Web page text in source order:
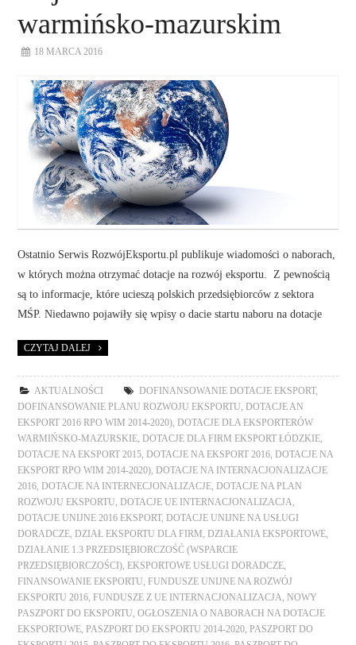
warmińsko-mazurskim
18 MARCA 2016
Ostatnio Serwis RozwójEksportu.pl publikuje wiadomości o naborach,
w których można otrzymać dotacje na rozwój eksportu. Z pewnością
są to informacje, które ucieszą polskich przedsiębiorców z sektora
MŚP. Niedawno pojawiły się wpisy o dacie startu naboru na dotacje
CZYTAJ DALEJ
AKTUALNOŚCI DOFINANSOWANIE DOTACJE EKSPORT,
DOFINANSOWANIE PLANU ROZWOJU EKSPORTU ,DOTACJE AN
EKSPORT 2016 RPO WIM 2014-2020) ,DOTACJE DLA EKSPORTERÓW
WARMIŃSKO-MAZURSKIE ,DOTACJE DLA FIRM EKSPORT ŁÓDZKIE
DOTACJE NA EKSPORT 2015 ,DOTACJE NA EKSPORT 2016 ,DOTACJE NA
EKSPORT RPO WIM 2014-2020) ,DOTACJE NA INTERNACJONALIZACJE
2016 ,DOTACJE NA INTERNECJONALIZACJE ,DOTACJE NA PLAN
ROZWOJU EKSPORTU ,DOTACJE UE INTERNACJONALIZACJA
DOTACJE UNIJNE 2016 EKSPORT,DOTACJE UNIJNE NA USŁUGI
DORADCZE ,DZIAŁ EKSPORTU DLA FIRM ,DZIAŁANIA EKSPORTOWE
DZIAŁANIE 1.3 PRZEDSIĘBIORCZOŚĆ (WSPARCIE
PRZEDSIĘBIORCZOŚCI) ,EKSPORTOWE USŁUGI DORADCZE
FINANSOWANIE EKSPORTU ,FUNDUSZE UNIJNE NA ROZWÓJ
EKSPORTU 2016 ,FUNDUSZE Z UE INTERNACJONALIZACJA ,NOWY
PASZPORT DO EKSPORTU ,OGŁOSZENIA O NABORACH NA DOTACJE
EKSPORTOWE ,PASZPORT DO EKSPORTU 2014-2020 ,PASZPORT DO